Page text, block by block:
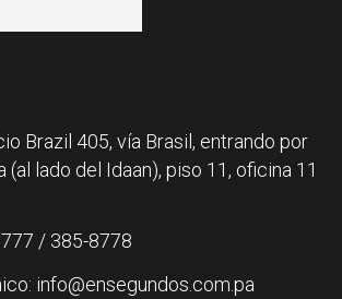
Brazil 405, vía Brasil, entrando por
(al lado del Idaan), piso 11, oficina 11
/ 385-8778
info@ensegundos.com.pa